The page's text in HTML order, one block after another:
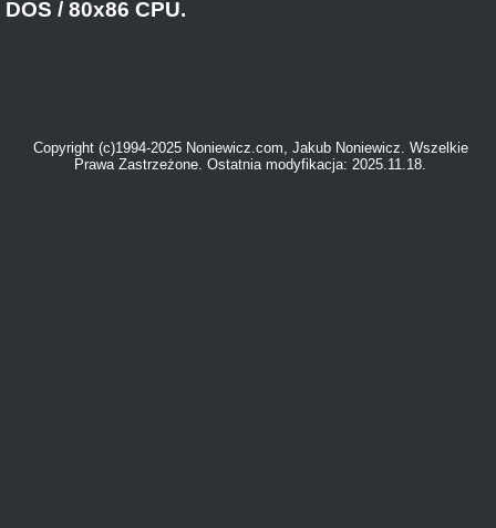
DOS / 80x86 CPU.
Copyright (c)1994-2025 Noniewicz.com, Jakub Noniewicz. Wszelkie
Prawa Zastrzeżone. Ostatnia modyfikacja: 2025.11.18.